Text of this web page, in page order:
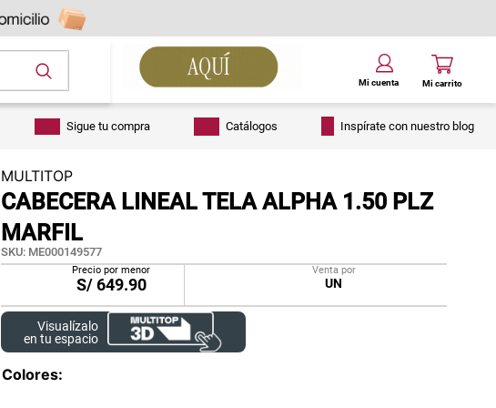
Sigue tu compra Catálogos Inspírate con nuestro blog
MULTITOP
CABECERA LINEAL TELA ALPHA 1.50 PLZ
MARFIL
SKU: ME000149577
Precio por menor
S/649.90
Venta por
UN
Visualízalo
en tu espacio
Colores